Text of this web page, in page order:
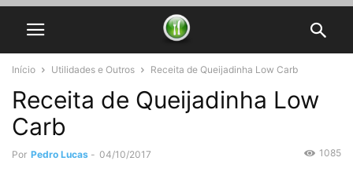
Início Utilidades e Outros Receita de Queijadinha Low Carb
Receita de Queijadinha Low
Carb
Por Pedro Lucas - 04/10/2017 1085